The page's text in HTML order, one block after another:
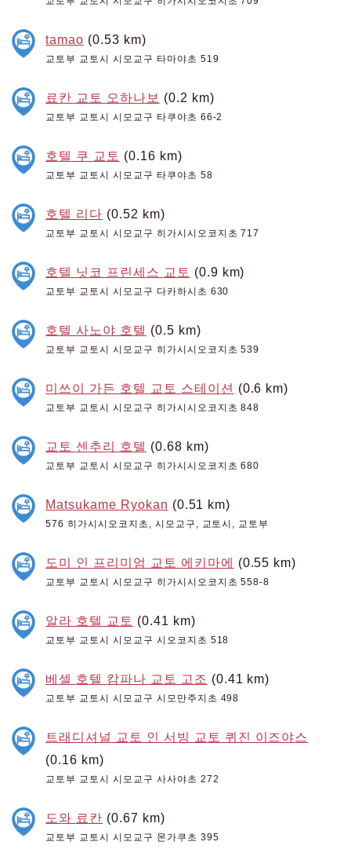
tamao (0.53 km)
교토부 교토시 시모교구 타마야초 519
료칸 교토 오하나보 (0.2 km)
교토부 교토시 시모교구 타쿠야초 66-2
호텔 쿠 교토 (0.16 km)
교토부 교토시 시모교구 타쿠야초 58
호텔 리다 (0.52 km)
교토부 교토시 시모교구 히가시시오코지초 717
호텔 닛코 프린세스 교토 (0.9 km)
교토부 교토시 시모교구 다카하시초 630
호텔 사노야 호텔 (0.5 km)
교토부 교토시 시모교구 히가시시오코지초 539
미쓰이 가든 호텔 교토 스테이션 (0.6 km)
교토부 교토시 시모교구 히가시시오코지초 848
교토 센추리 호텔 (0.68 km)
교토부 교토시 시모교구 히가시시오코지초 680
Matsukame Ryokan (0.51 km)
576 히가시시오코지초, 시모교구, 교토시, 교토부
도미 인 프리미엄 교토 에키마에 (0.55 km)
교토부 교토시 시모교구 히가시시오코지초 558-8
알라 호텔 교토 (0.41 km)
교토부 교토시 시모교구 시오코지초 518
베셀 호텔 캄파나 교토 고조 (0.41 km)
교토부 교토시 시모교구 시모만주지초 498
트래디셔널 교토 인 서빙 교토 퀴진 이즈야스
(0.16 km)
교토부 교토시 시모교구 사사야초 272
도와 료칸 (0.67 km)
교토부 교토시 시모교구 몬가쿠초 395